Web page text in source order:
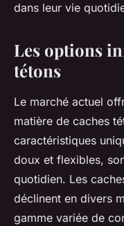
dans leur vie
Les options
tétons
Le marché actuel
matière de caches
caractéristiques
doux et flexibles,
quotidien. Les
déclinent en divers
gamme variée de